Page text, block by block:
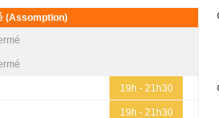
(Assomption)
19h - 21h30
19h - 21h30